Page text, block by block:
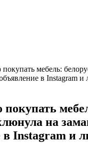
мебель:
в Instagram и
покупать
на
в Instagram и